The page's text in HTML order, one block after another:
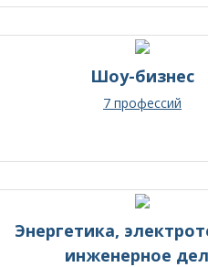
Шоу-бизнес
7 профессий
Энергетика,
инженерное